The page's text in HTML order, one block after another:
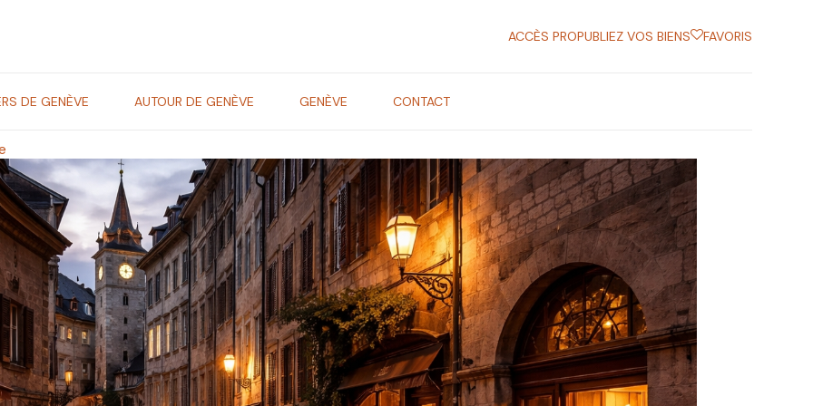
ACCÈS PROPUBLIEZ VOS BIENS FAVORIS
DE GENÈVE AUTOUR DE GENÈVE GENÈVE CONTACT